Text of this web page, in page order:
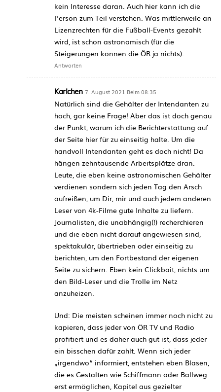
kein Interesse daran. Auch hier kann ich die
Person zum Teil verstehen. Was mittlerweile an
Lizenzrechten für die Fußball-Events gezahlt
wird, ist schon astronomisch (für die
Steigerungen können die ÖR ja nichts).
Antworten
Karlchen 7. August 2021 Beim 08:35
Natürlich sind die Gehälter der Intendanten zu
hoch, gar keine Frage! Aber das ist doch genau
der Punkt, warum ich die Berichterstattung auf
der Seite hier für zu einseitig halte. Um die
handvoll Intendanten geht es doch nicht! Da
hängen zehntausende Arbeitsplätze dran.
Leute, die eben keine astronomischen Gehälter
verdienen sondern sich jeden Tag den Arsch
aufreißen, um Dir, mir und auch jedem anderen
Leser von 4k-Filme gute Inhalte zu liefern.
Journalisten, die unabhängig(!) recherchieren
und die eben nicht darauf angewiesen sind,
spektakulär, übertrieben oder einseitig zu
berichten, um den Fortbestand der eigenen
Seite zu sichern. Eben kein Clickbait, nichts um
den Bild-Leser und die Trolle im Netz
anzuheizen.
Und: Die meisten scheinen immer noch nicht zu
kapieren, dass jeder von ÖR TV und Radio
profitiert und es daher auch gut ist, dass jeder
ein bisschen dafür zahlt. Wenn sich jeder
„irgendwo“ informiert, entstehen eben Blasen,
die es Gestalten wie Schiffmann oder Ballweg
erst ermöglichen, Kapitel aus gezielter